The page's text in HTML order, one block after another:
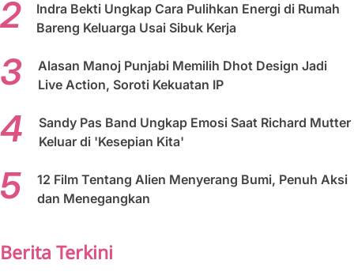
Indra Bekti Ungkap Cara Pulihkan Energi di Rumah
Bareng Keluarga Usai Sibuk Kerja
Alasan Manoj Punjabi Memilih Dhot Design Jadi
Live Action, Soroti Kekuatan IP
Sandy Pas Band Ungkap Emosi Saat Richard Mutter
Keluar di 'Kesepian Kita'
12 Film Tentang Alien Menyerang Bumi, Penuh Aksi
dan Menegangkan
Berita Terkini